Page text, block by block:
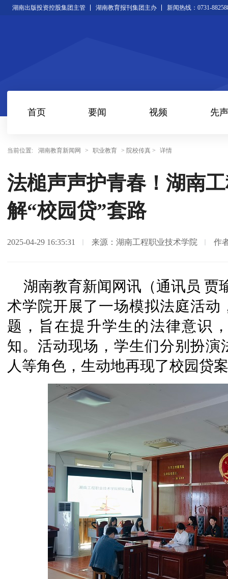
湖南出版投资控股集团主管 湖南教育报刊集团主办 新闻热线：0731-
首页 要闻 视频 先声
当前位置: 湖南教育新闻网 > 职业教育 > 院校传真 > 详情
法槌声声护青春！湖南
解“校园贷”套路
2025-04-29 16:35:31 来源：湖南工程职业技术学院 作
湖南教育新闻网讯（通讯员 贾
术学院开展了一场模拟法庭活
题，旨在提升学生的法律意识
知。活动现场，学生们分别扮
人等角色，生动地再现了校园贷